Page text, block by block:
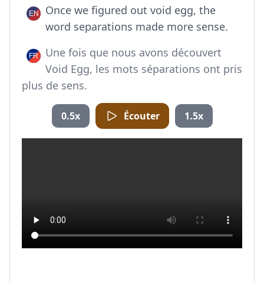
Once we figured out void egg, the
word separations made more sense.
Une fois que nous avons découvert
Void Egg, les mots séparations ont pris
plus de sens.
0.5x Écouter 1.5x